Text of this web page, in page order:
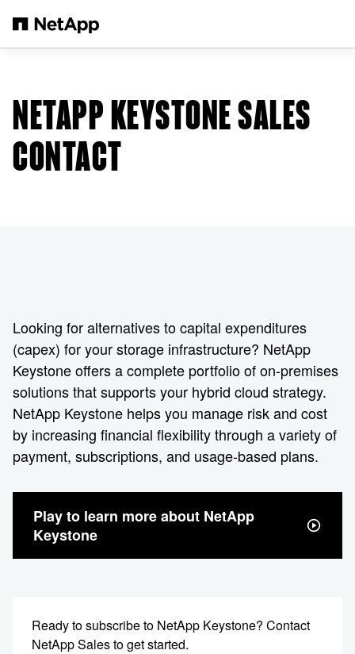
NETAPP KEYSTONE SALES
CONTACT
Looking for alternatives to capital expenditures
(capex) for your storage infrastructure? NetApp
Keystone offers a complete portfolio of on-premises
solutions that supports your hybrid cloud strategy.
NetApp Keystone helps you manage risk and cost
by increasing financial flexibility through a variety of
payment, subscriptions, and usage-based plans.
Play to learn more about NetApp
Keystone
Ready to subscribe to NetApp Keystone? Contact
NetApp Sales to get started.